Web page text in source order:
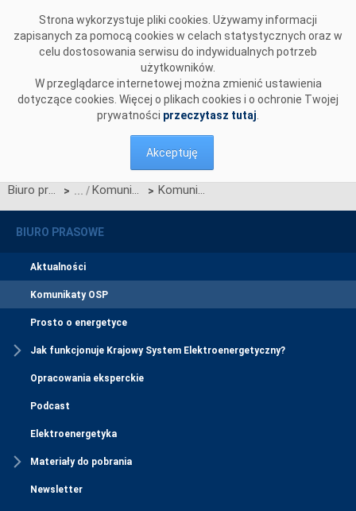
Strona wykorzystuje pliki cookies. Używamy informacji
zapisanych za pomocą cookies w celach statystycznych oraz w
celu dostosowania serwisu do indywidualnych potrzeb
użytkowników.
W przeglądarce internetowej można zmienić ustawienia
dotyczące cookies. Więcej o plikach cookies i o ochronie Twojej
prywatności przeczytasz tutaj
Akceptuję
Biuro prasowe > Komunikaty OSP > Komunikat OSP - 16 maja 2007r. dot. IRiESP - Bilansowanie systemu i zarządzanie ograniczeniami systemowymi (dot. Karty aktualizacji nr B/3/2007 tej części IRiESP)
BIURO PRASOWE
Aktualności
Komunikaty OSP
Prosto o energetyce
Jak funkcjonuje Krajowy System Elektroenergetyczny?
Opracowania eksperckie
Podcast
Elektroenergetyka
Materiały do pobrania
Newsletter